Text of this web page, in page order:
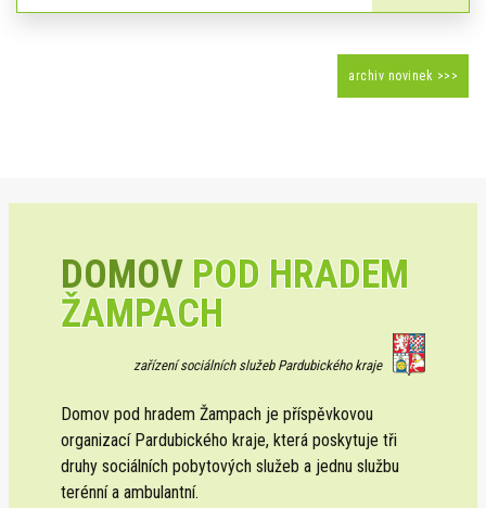
archiv novinek >>>
DOMOV POD HRADEM
ŽAMPACH
zařízení sociálních služeb Pardubického kraje
Domov pod hradem Žampach je příspěvkovou
organizací Pardubického kraje, která poskytuje tři
druhy sociálních pobytových služeb a jednu službu
terénní a ambulantní.